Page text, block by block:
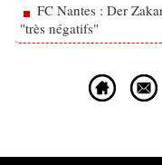
FC Nantes : Der
"très négatifs"